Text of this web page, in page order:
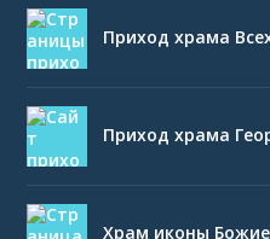
Приход храма
Приход храма
Храм иконы